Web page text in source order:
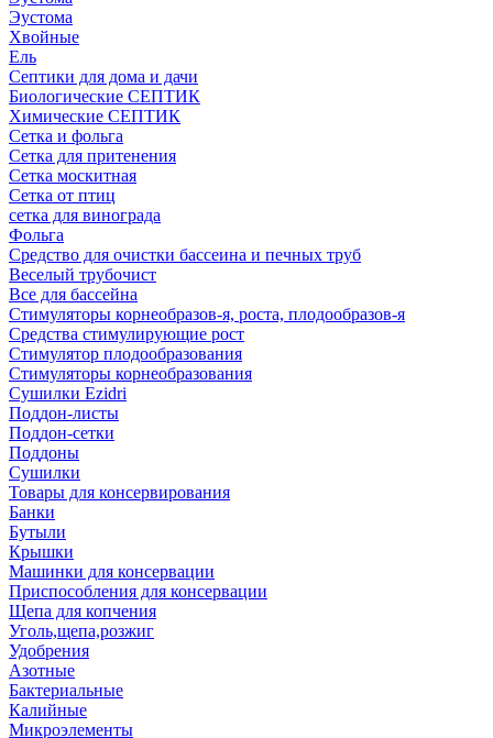
Эустома
Хвойные
Ель
Септики для дома и дачи
Биологические СЕПТИК
Химические СЕПТИК
Сетка и фольга
Сетка для притенения
Сетка москитная
Сетка от птиц
сетка для винограда
Фольга
Средство для очистки бассеина и печных труб
Веселый трубочист
Все для бассейна
Стимуляторы корнеобразов-я, роста, плодообразов-я
Средства стимулирующие рост
Стимулятор плодообразования
Стимуляторы корнеобразования
Сушилки Ezidri
Поддон-листы
Поддон-сетки
Поддоны
Сушилки
Товары для консервирования
Банки
Бутыли
Крышки
Машинки для консервации
Приспособления для консервации
Щепа для копчения
Уголь,щепа,розжиг
Удобрения
Азотные
Бактериальные
Калийные
Микроэлементы